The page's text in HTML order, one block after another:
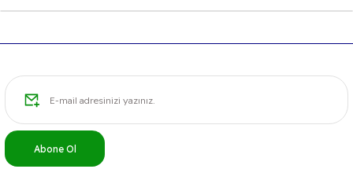
Ürün bilgilerinde hatalar bulunuyor.
Ürün fiyatı diğer sitelerden daha pahalı.
Abone Ol